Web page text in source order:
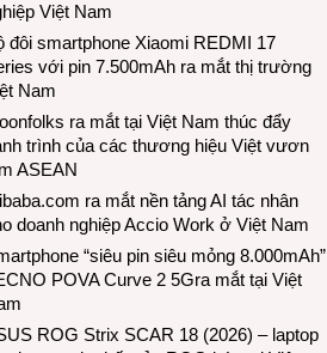
Việt Nam
đôi smartphone Xiaomi REDMI 17
với pin 7.500mAh ra mắt thị trường
Nam
ra mắt tại Việt Nam thúc đẩy
trình của các thương hiệu Việt vươn
ASEAN
ra mắt nền tảng AI tác nhân
doanh nghiệp Accio Work ở Việt Nam
“siêu pin siêu mỏng 8.000mAh”
POVA Curve 2 5Gra mắt tại Việt
ROG Strix SCAR 18 (2026) – laptop